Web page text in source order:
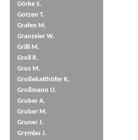
Görke S.
Gotzen T.
Grafen M.
Granzeier W.
Grilli M.
Groll R.
Gros M.
Großekatthöfer K.
Großmann U.
Gruber A.
Gruber M.
Gruner J.
Grymlas J.